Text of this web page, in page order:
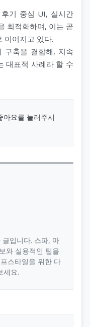
기 중심 UI, 실시간
최적화하며, 이는 곧
이어지고 있다.
구축을 결합해, 지속
대표적 사례라 할 수
아요를 눌러주시
입니다. 스파, 마
와 실용적인 팁을
스타일을 위한 다
세요.